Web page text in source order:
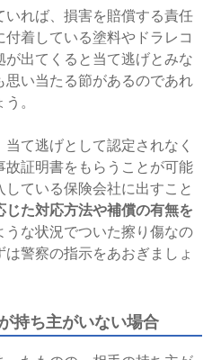
いれば、損害を賠償する責任
着している塗料やドラレコ
出てくると当て逃げとみな
い当たる節があるのであれ
。
て逃げとして認定されなく
証明書をもらうことが可能
ている保険会社に出すこと
た対応方法や補償の有無を
うな状況でついた擦り傷なの
警察の指示をあおぎましょ
持ち主がいない場合